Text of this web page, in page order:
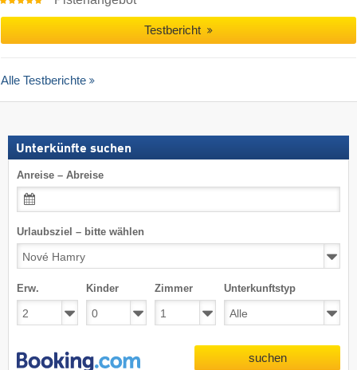
Testbericht
Alle Testberichte
Unterkünfte suchen
Anreise – Abreise
Urlaubsziel – bitte wählen
Erw. Kinder Zimmer Unterkunftstyp
suchen